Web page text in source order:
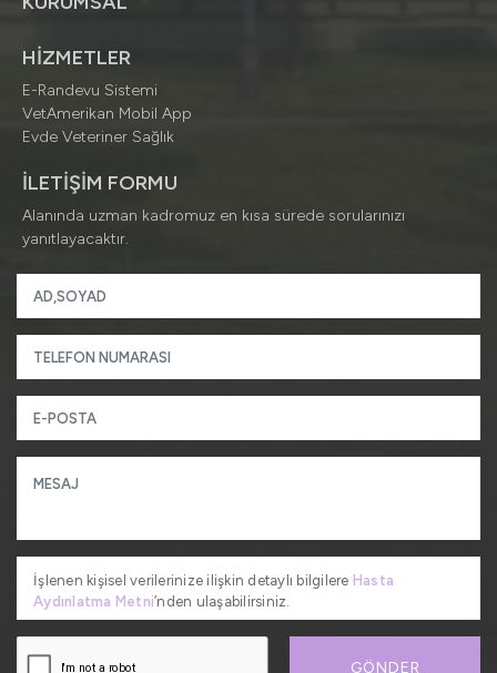
HİZMETLER
E-Randevu Sistemi
VetAmerikan Mobil App
Evde Veteriner Sağlık
İLETİŞİM FORMU
Alanında uzman kadromuz en kısa sürede sorularınızı
yanıtlayacaktır.
İşlenen kişisel verilerinize ilişkin detaylı bilgilere Hasta
Aydınlatma Metni’nden ulaşabilirsiniz.
GÖNDER